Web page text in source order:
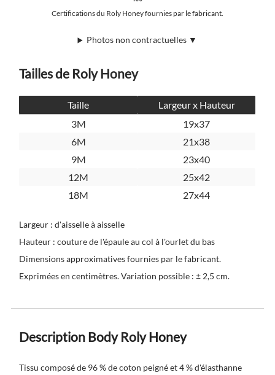
Certifications du Roly Honey fournies par le fabricant.
Photos non contractuelles ▼
Tailles de Roly Honey
Taille
Largeur x Hauteur
3M
19x37
6M
21x38
9M
23x40
12M
25x42
18M
27x44
Largeur : d'aisselle à aisselle
Hauteur : couture de l'épaule au col à l'ourlet du bas
Dimensions approximatives fournies par le fabricant.
Exprimées en centimètres. Variation possible : ± 2,5 cm.
Description Body Roly Honey
Tissu composé de 96 % de coton peigné et 4 % d'élasthanne